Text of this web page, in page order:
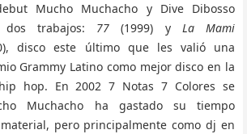
Mucho Muchacho y Dive Dibosso
dos trabajos: 77 (1999) y La Mami
disco este último que les valió una
Grammy Latino como mejor disco en la
hop. En 2002 7 Notas 7 Colores se
Muchacho ha gastado su tiempo
pero principalmente como dj en